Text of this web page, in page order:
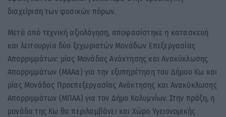
διαχείριση των φυσικών πόρων.
Μετά από τεχνική αξιολόγηση, αποφασίστηκε η κατασκευή
και λειτουργία δύο ξεχωριστών Μονάδων Επεξεργασίας
Απορριμμάτων: μίας Μονάδας Ανάκτησης και Ανακύκλωσης
Απορριμμάτων (ΜΑΑα) για την εξυπηρέτηση του Δήμου Κω και
μίας Μονάδας Προεπεξεργασίας Ανάκτησης και Ανακύκλωσης
Απορριμμάτων (ΜΠΑΑ) για τον Δήμο Καλυμνίων. Στην πράξη, η
μονάδα της Κω θα περιλαμβάνει και Χώρο Υγειονομικής